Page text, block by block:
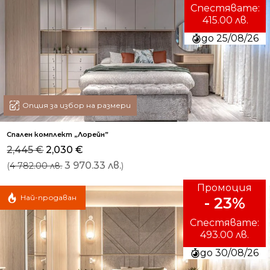
Спестявате:
415.00 лв.
до 25/08/26
Спален комплект „Лорейн”
Опция за избор на размери
2,445€Original
price
was:
2,030€
цена
е:
(4 782.00 лв. 3 970.33 лв.)
Най-продаван
Промоция
- 23%
Спестявате:
493.00 лв.
до 30/08/26